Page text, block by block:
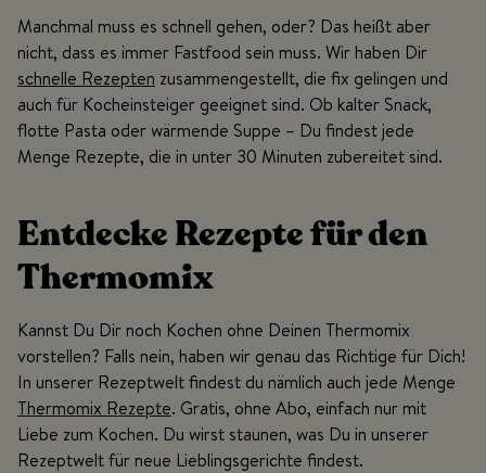
Manchmal muss es schnell gehen, oder? Das heißt aber
nicht, dass es immer Fastfood sein muss. Wir haben Dir
schnelle Rezepten zusammengestellt, die fix gelingen und
auch für Kocheinsteiger geeignet sind. Ob kalter Snack,
flotte Pasta oder wärmende Suppe – Du findest jede
Menge Rezepte, die in unter 30 Minuten zubereitet sind.
Entdecke Rezepte für den
Thermomix
Kannst Du Dir noch Kochen ohne Deinen Thermomix
vorstellen? Falls nein, haben wir genau das Richtige für Dich!
In unserer Rezeptwelt findest du nämlich auch jede Menge
Thermomix Rezepte. Gratis, ohne Abo, einfach nur mit
Liebe zum Kochen. Du wirst staunen, was Du in unserer
Rezeptwelt für neue Lieblingsgerichte findest.